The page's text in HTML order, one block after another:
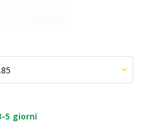
5 giorni